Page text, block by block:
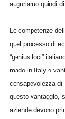
auguriamo quindi
Le competenze
quel processo di
“genius loci”
made in Italy e
consapevolezza di
questo vantaggio,
aziende devono